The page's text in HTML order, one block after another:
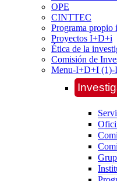
OPE
CINTTEC
Programa propio
Proyectos I+D+i
Ética de la
Comisión de
Menu-I+D+I (1)-